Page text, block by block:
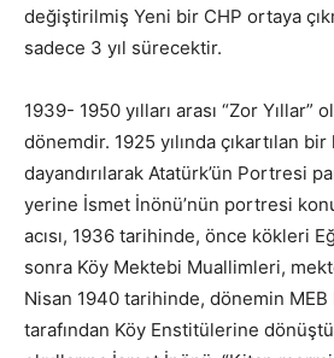
değiştirilmiş Yeni bir CHP ortaya
sadece 3 yıl sürecektir.
1939- 1950 yılları arası “Zor
dönemdir. 1925 yılında çıkartılan
dayandırılarak Atatürk’ün Portresi
yerine İsmet İnönü’nün portresi
acısı, 1936 tarihinde, önce kökleri
sonra Köy Mektebi Muallimleri,
Nisan 1940 tarihinde, dönemin MEB
tarafından Köy Enstitülerine